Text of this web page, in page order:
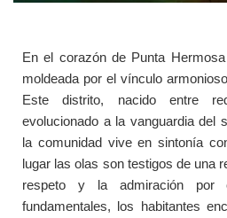
En el corazón de Punta
moldeada por el vínculo
Este distrito, nacido entre
evolucionado a la vanguardia del
la comunidad vive en sintonía
lugar las olas son testigos de una
respeto y la admiración por
fundamentales, los habitantes